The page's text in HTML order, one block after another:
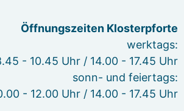
Öffnungszeiten Klosterpforte
werktags:
- 10.45 Uhr / 14.00 - 17.45 Uhr
sonn- und feiertags:
- 12.00 Uhr / 14.00 - 17.45 Uhr